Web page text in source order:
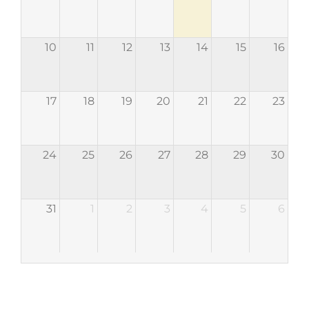
10 11 12 13 14 15 16
17 18 19 20 21 22 23
24 25 26 27 28 29 30
31 1 2 3 4 5 6